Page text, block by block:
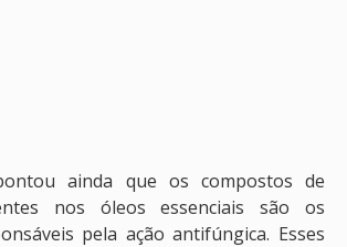
ainda que os compostos de
nos óleos essenciais são os
pela ação antifúngica. Esses